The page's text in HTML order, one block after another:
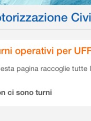
operativi per
pagina raccoglie tutte
ci sono turni